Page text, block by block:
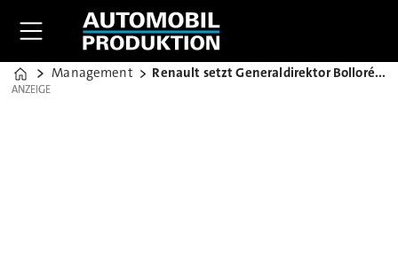
Home
Management Renault setzt Generaldirektor Bolloré ab
ANZEIGE
ANZEIGE